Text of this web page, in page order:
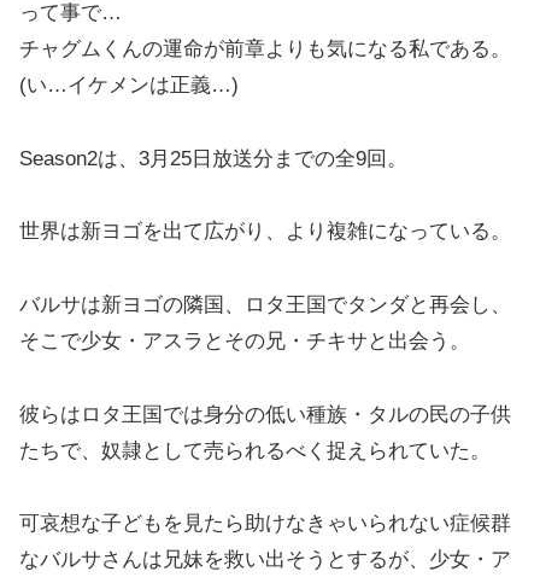
って事で…
チャグムくんの運命が前章よりも気になる私である。
(い…イケメンは正義…)
Season2は、3月25日放送分までの全9回。
世界は新ヨゴを出て広がり、より複雑になっている。
バルサは新ヨゴの隣国、ロタ王国でタンダと再会し、
そこで少女・アスラとその兄・チキサと出会う。
彼らはロタ王国では身分の低い種族・タルの民の子供
たちで、奴隷として売られるべく捉えられていた。
可哀想な子どもを見たら助けなきゃいられない症候群
なバルサさんは兄妹を救い出そうとするが、少女・ア